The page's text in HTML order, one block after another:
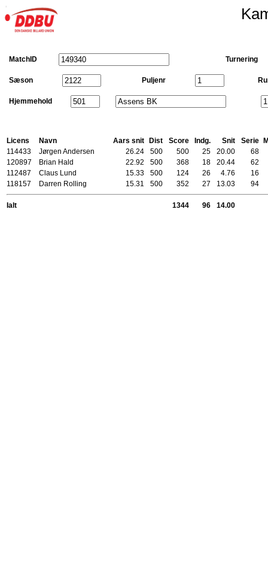
MatchID Turnering
Sæson Puljenr
Hjemmehold
Licens Navn Aars snit Dist Score Indg. Snit Serie
114433
Jørgen Andersen 26.24 500 500 25 20.00
68
120897
Brian Hald 22.92 500 368 18 20.44
62
112487
Claus Lund 15.33 500 124 26 4.76
16
118157
Darren Rolling 15.31 500 352 27 13.03 94
Ialt 1344 96 14.00